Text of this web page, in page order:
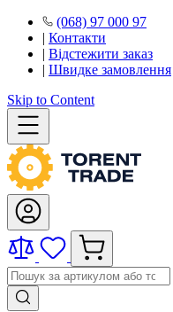
(068) 97 000 97
| Контакти
| Відстежити заказ
| Швидке замовлення
Skip to Content